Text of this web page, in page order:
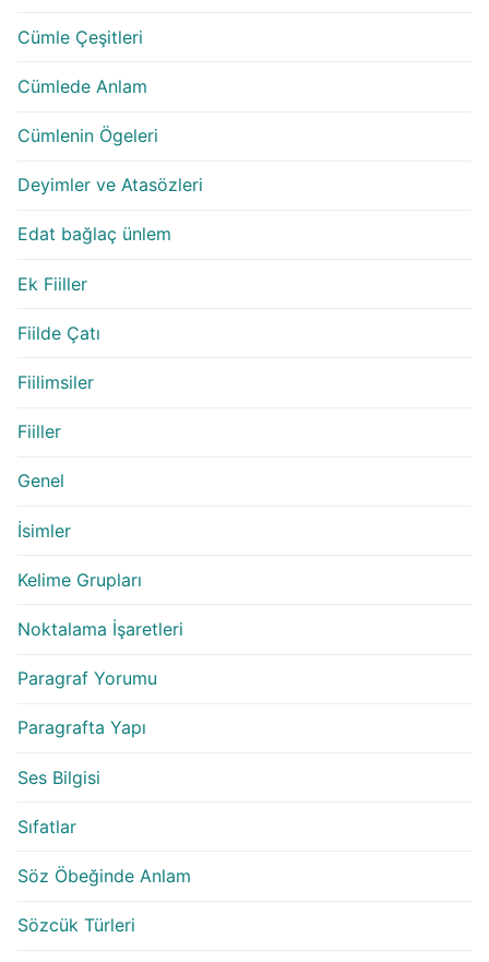
Cümle Çeşitleri
Cümlede Anlam
Cümlenin Ögeleri
Deyimler ve Atasözleri
Edat bağlaç ünlem
Ek Fiiller
Fiilde Çatı
Fiilimsiler
Fiiller
Genel
İsimler
Kelime Grupları
Noktalama İşaretleri
Paragraf Yorumu
Paragrafta Yapı
Ses Bilgisi
Sıfatlar
Söz Öbeğinde Anlam
Sözcük Türleri